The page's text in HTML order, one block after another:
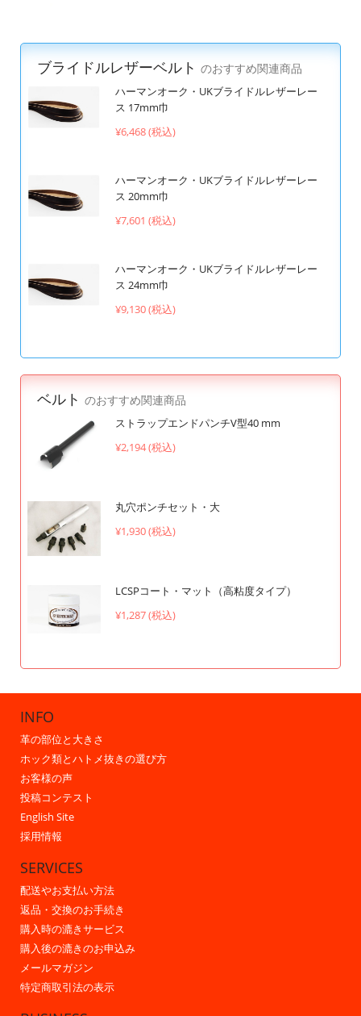
ブライドルレザーベルト のおすすめ関連商品
ハーマンオーク・UKブライドルレザーレー
ス 17mm巾
¥6,468 (税込)
ハーマンオーク・UKブライドルレザーレー
ス 20mm巾
¥7,601 (税込)
ハーマンオーク・UKブライドルレザーレー
ス 24mm巾
¥9,130 (税込)
ベルト のおすすめ関連商品
ストラップエンドパンチV型40 mm
¥2,194 (税込)
丸穴ポンチセット・大
¥1,930 (税込)
LCSPコート・マット（高粘度タイプ）
¥1,287 (税込)
INFO
革の部位と大きさ
ホック類とハトメ抜きの選び方
お客様の声
投稿コンテスト
English Site
採用情報
SERVICES
配送やお支払い方法
返品・交換のお手続き
購入時の漉きサービス
購入後の漉きのお申込み
メールマガジン
特定商取引法の表示